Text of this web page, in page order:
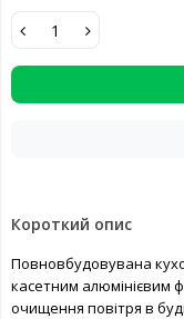
Короткий опис
Повновбудовувана
касетним алюмінієвим
очищення повітря в